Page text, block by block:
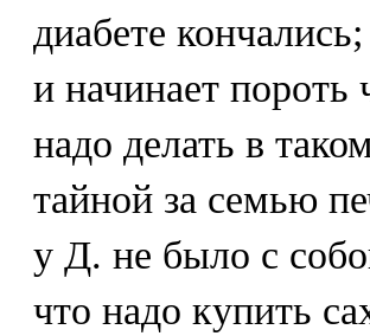
диабете
и начинает
надо делать в
тайной за семью
у Д. не было с
что надо купить